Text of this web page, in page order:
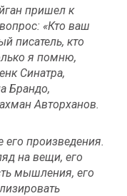
пришел к
«Кто ваш
писатель, кто
я помню,
Синатра,
Брандо,
Авторханов.
его произведения.
на вещи, его
мышления, его